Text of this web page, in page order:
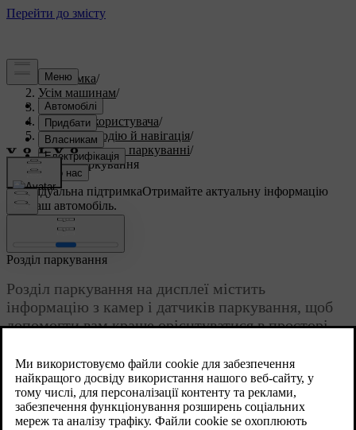
Підтримка/
Усім машинам/
S60 2023/
Посібник користувача/
Допомога водію й навігація/
Допомога при паркуванні/
Розділ паркування
Індивідуальна підтримкаОтримайте актуальну інформацію
про ваш автомобіль.
Оновлено 04.04.2025
Розділ паркування
Розділ паркування на дисплеї містить
інформацію з камер і датчиків паркування, щоб
допомогти вам краще орієнтуватися в просторі
час маневрування на низьких швидкостях,
наприклад, під час паркування.